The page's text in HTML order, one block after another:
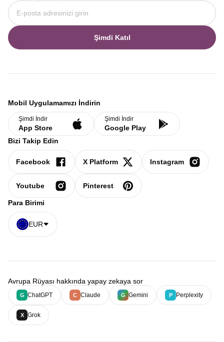
Şimdi Katıl
Mobil Uygulamamızı İndirin
Şimdi İndir
App Store
Şimdi İndir
Google Play
Bizi Takip Edin
Facebook X Platform Instagram
Youtube Pinterest
Para Birimi
EUR
Avrupa Rüyası hakkında yapay zekaya sor
G ChatGPT C Claude G Gemini P Perplexity
X Grok